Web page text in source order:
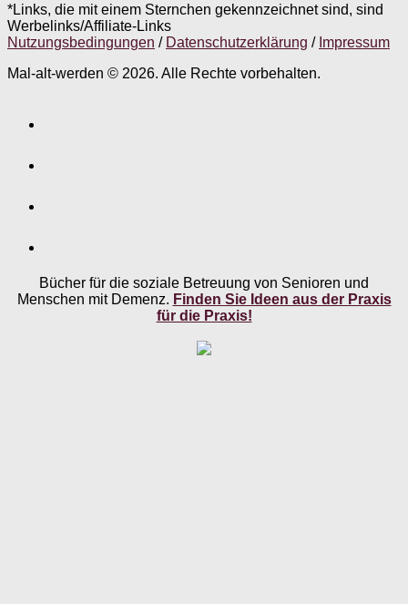
*Links, die mit einem Sternchen gekennzeichnet sind, sind
Werbelinks/Affiliate-Links
Nutzungsbedingungen / Datenschutzerklärung / Impressum
Mal-alt-werden © 2026. Alle Rechte vorbehalten.
Bücher für die soziale Betreuung von Senioren und
Menschen mit Demenz. Finden Sie Ideen aus der Praxis
für die Praxis!